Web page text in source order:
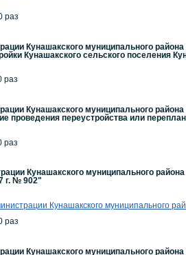
раз
Кунашакского муниципального
Кунашакского сельского поселения
раз
Кунашакского муниципального
проведения переустройства или
раз
Кунашакского муниципального
г. № 902"
Кунашакского муниципального
раз
Кунашакского муниципального